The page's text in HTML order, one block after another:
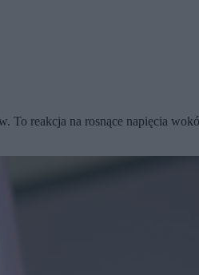
To reakcja na rosnące napięcia